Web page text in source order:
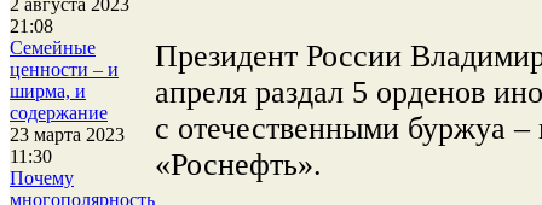
2 августа 2023
21:08
Семейные
ценности – и
ширма, и
содержание
23 марта 2023
11:30
Почему
многополярность
Президент России
апреля раздал 5 орденов
с отечественными буржуа
«Роснефть».